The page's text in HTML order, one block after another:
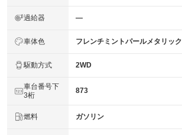
過給器 ―
車体色 フレンチミントパールメタリック
駆動方式 2WD
車台番号下
3桁
873
燃料 ガソリン